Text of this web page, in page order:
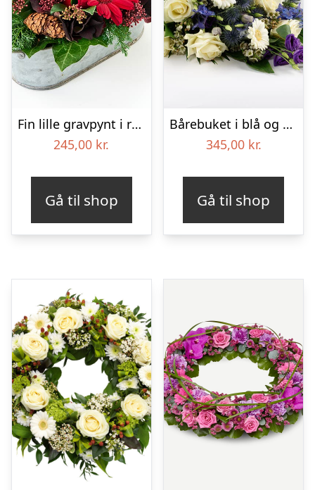
Fin lille gravpynt i rød, floristens valg – Blomster til begravelse
245,00 kr.
Gå til shop
Bårebuket i blå og hvide nuancer – Blomster til begravelse
345,00 kr.
Gå til shop